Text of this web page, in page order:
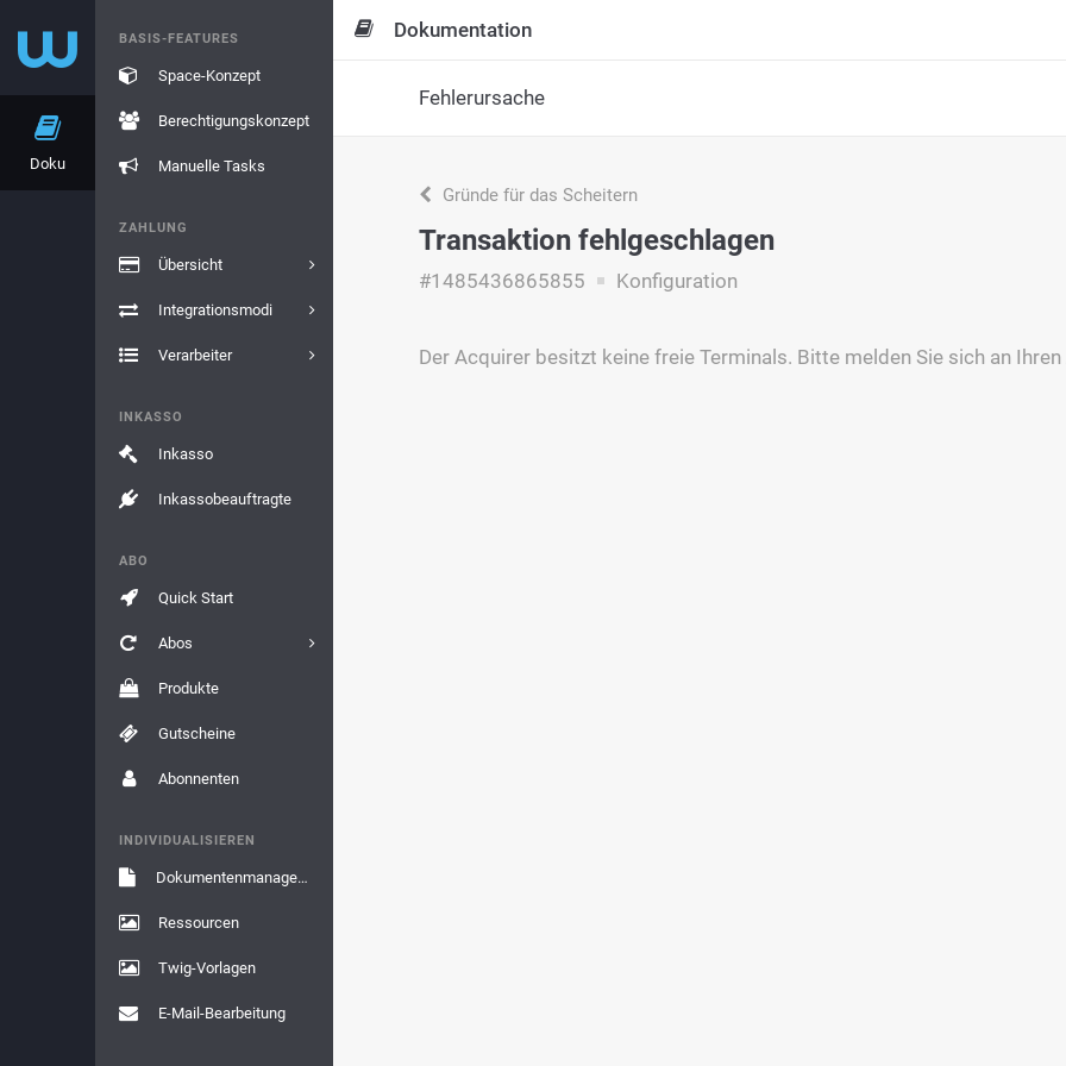
Doku
BASIS-FEATURES
Space-Konzept
Berechtigungskonzept
Manuelle Tasks
ZAHLUNG
Übersicht
Integrationsmodi
Verarbeiter
INKASSO
Inkasso
Inkassobeauftragte
ABO
Quick Start
Abos
Produkte
Gutscheine
Abonnenten
INDIVIDUALISIEREN
Dokumentenmanagement
Ressourcen
Twig-Vorlagen
E-Mail-Bearbeitung
Dokumentation
Fehlerursache
Gründe für das Scheitern
Transaktion fehlgeschlagen
#1485436865855 Konfiguration
Der Acquirer besitzt keine freie Terminals. Bitte melden Sie sich an Ihren